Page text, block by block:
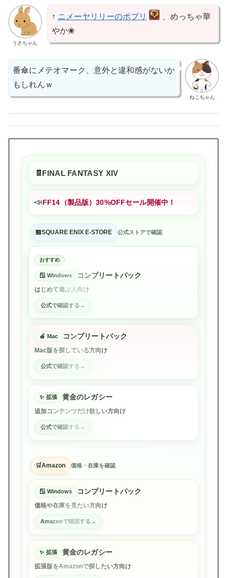
うさちゃん
↑ ニメーヤリリーのポプリ
、めっちゃ華
やか❀
ねこちゃん
番傘にメテオマーク、意外と違和感がないか
もしれんｗ
FINAL FANTASY XIV
📣FF14（製品版）30%OFFセール開催中！
SQUARE ENIX E-STORE 公式ストアで確認
おすすめ
Windows コンプリートパック
はじめて遊ぶ人向け
公式で確認する
Mac コンプリートパック
Mac版を探している方向け
公式で確認する
拡張 黄金のレガシー
追加コンテンツだけ欲しい方向け
公式で確認する
Amazon 価格・在庫を確認
Windows コンプリートパック
価格や在庫を見たい方向け
Amazonで確認する
拡張 黄金のレガシー
拡張版をAmazonで探したい方向け